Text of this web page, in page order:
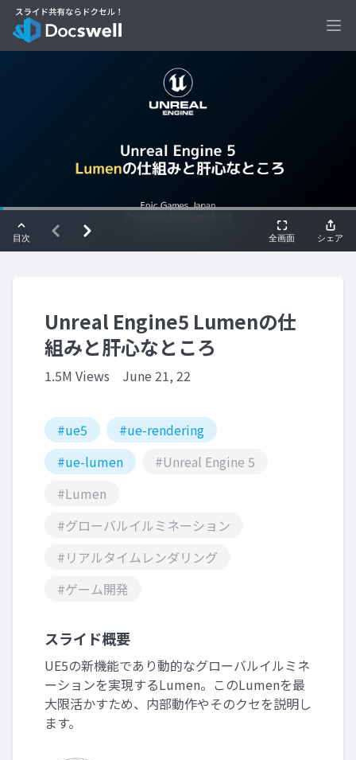
Unreal Engine5 Lumenの仕
組みと肝心なところ
1.5M Views June 21, 22
#ue5
#ue-rendering
#ue-lumen
#Unreal Engine 5
#Lumen
#グローバルイルミネーション
#リアルタイムレンダリング
#ゲーム開発
スライド概要
UE5の新機能であり動的なグローバルイルミネ
ーションを実現するLumen。このLumenを最
大限活かすため、内部動作やそのクセを説明し
ます。